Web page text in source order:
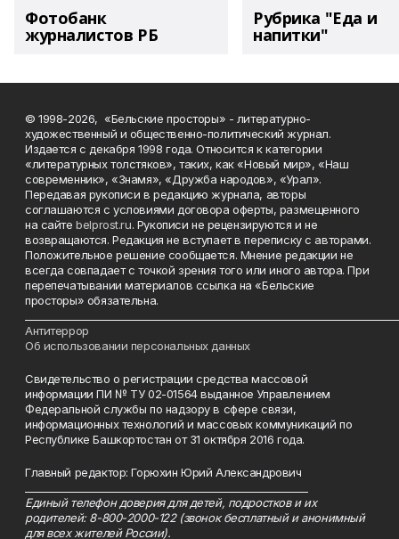
Фотобанк
журналистов РБ
Рубрика "Еда и
напитки"
© 1998-2026, «Бельские просторы» - литературно-
художественный и общественно-политический журнал.
Издается с декабря 1998 года. Относится к категории
«литературных толстяков», таких, как «Новый мир», «Наш
современник», «Знамя», «Дружба народов», «Урал».
Передавая рукописи в редакцию журнала, авторы
соглашаются с условиями договора оферты, размещенного
на сайтеbelprost.ru. Рукописи не рецензируются и не
возвращаются. Редакция не вступает в переписку с авторами.
Положительное решение сообщается. Мнение редакции не
всегда совпадает с точкой зрения того или иного автора. При
перепечатывании материалов ссылка на «Бельские
просторы» обязательна.
Антитеррор
Об использовании персональных данных
Свидетельство о регистрации средства массовой
информации ПИ № ТУ 02-01564 выданное Управлением
Федеральной службы по надзору в сфере связи,
информационных технологий и массовых коммуникаций по
Республике Башкортостан от 31 октября 2016 года.
Главный редактор: Горюхин Юрий Александрович
Единый телефон доверия для детей, подростков и их
родителей: 8-800-2000-122 (звонок бесплатный и анонимный
для всех жителей России).